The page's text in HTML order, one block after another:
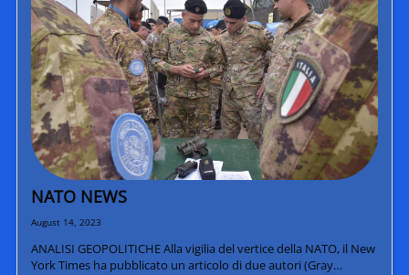
NATO NEWS
August 14, 2023
ANALISI GEOPOLITICHE Alla vigilia del vertice della NATO, il New
York Times ha pubblicato un articolo di due autori (Gray…